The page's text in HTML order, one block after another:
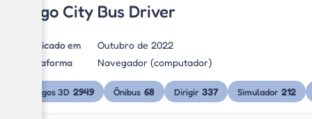
Jogo City Bus Driver
Publicado em
Outubro de 2022
Plataforma
Navegador (computador)
Jogos 3D 2949 Ônibus 68 Dirigir 337 Simulador 212